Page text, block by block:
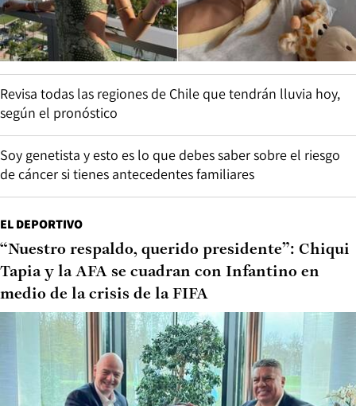
Revisa todas las regiones de Chile que tendrán lluvia hoy,
según el pronóstico
Soy genetista y esto es lo que debes saber sobre el riesgo
de cáncer si tienes antecedentes familiares
EL DEPORTIVO
“Nuestro respaldo, querido presidente”: Chiqui
Tapia y la AFA se cuadran con Infantino en
medio de la crisis de la FIFA